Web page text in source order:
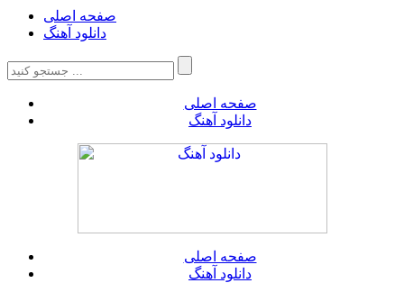
صفحه اصلی
دانلود آهنگ
صفحه اصلی
دانلود آهنگ
صفحه اصلی
دانلود آهنگ